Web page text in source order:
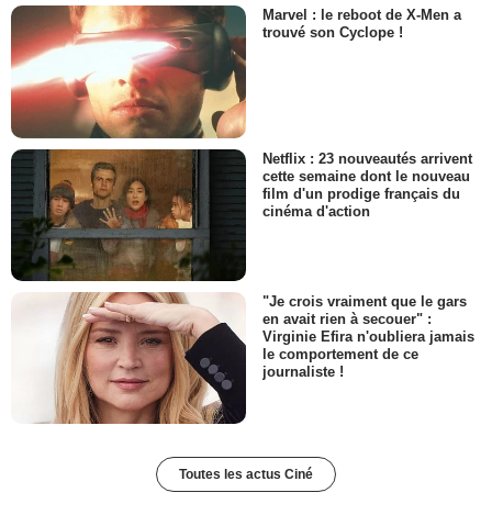
Marvel : le reboot de X-Men a
trouvé son Cyclope !
Netflix : 23 nouveautés arrivent
cette semaine dont le nouveau
film d'un prodige français du
cinéma d'action
"Je crois vraiment que le gars
en avait rien à secouer" :
Virginie Efira n'oubliera jamais
le comportement de ce
journaliste !
Toutes les actus Ciné